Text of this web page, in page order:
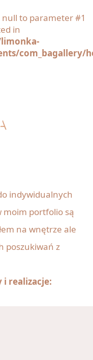
null to parameter #1
in
com_bagallery/
indywidualnych
moim portfolio są
na wnętrze ale
poszukiwań z
realizacje: